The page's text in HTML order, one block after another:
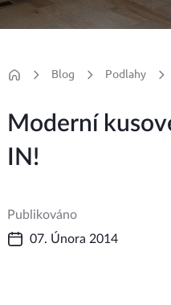
Blog Podlahy
Moderní
IN!
Publikováno
07. Února 2014